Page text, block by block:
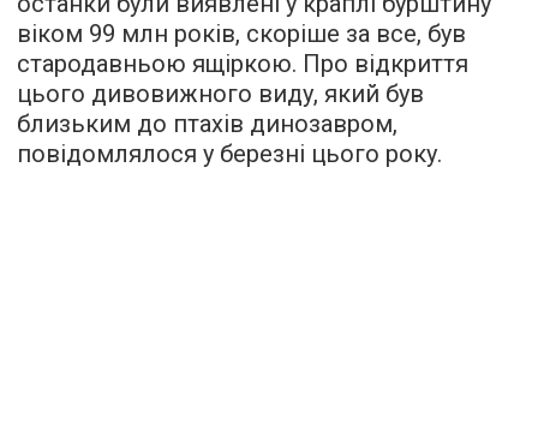
віком 99 млн років, скоріше за все, був
стародавньою ящіркою. Про відкриття
цього дивовижного виду, який був
близьким до птахів динозавром,
повідомлялося у березні цього року.